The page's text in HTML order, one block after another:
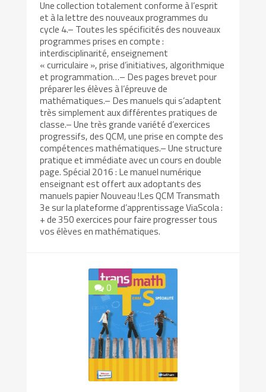
Une collection totalement conforme à l’esprit
et à la lettre des nouveaux programmes du
cycle 4.– Toutes les spécificités des nouveaux
programmes prises en compte :
interdisciplinarité, enseignement
« curriculaire », prise d’initiatives, algorithmique
et programmation…– Des pages brevet pour
préparer les élèves à l’épreuve de
mathématiques.– Des manuels qui s’adaptent
très simplement aux différentes pratiques de
classe.– Une très grande variété d’exercices
progressifs, des QCM, une prise en compte des
compétences mathématiques.– Une structure
pratique et immédiate avec un cours en double
page. Spécial 2016 : Le manuel numérique
enseignant est offert aux adoptants des
manuels papier Nouveau !Les QCM Transmath
3e sur la plateforme d’apprentissage ViaScola :
+ de 350 exercices pour faire progresser tous
vos élèves en mathématiques.
0